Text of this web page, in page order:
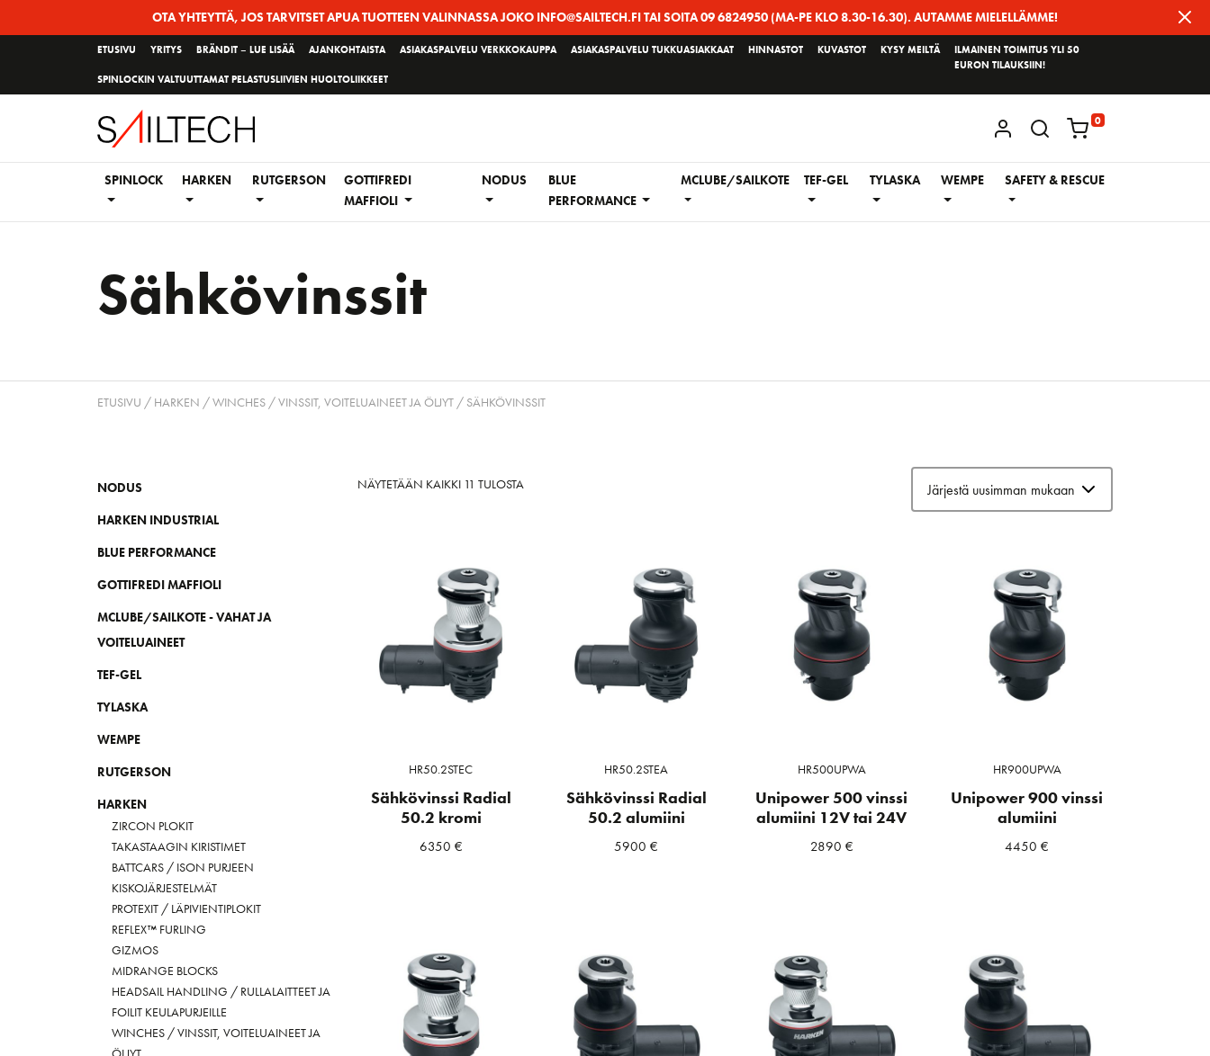
OTA YHTEYTTÄ, JOS TARVITSET APUA TUOTTEEN VALINNASSA JOKO INFO@SAILTECH.FI TAI SOITA 09 6824950 (MA-PE KLO 8.30-16.30). AUTAMME MIELELLÄMME!
ETUSIVU YRITYS BRÄNDIT – LUE LISÄÄ AJANKOHTAISTA ASIAKASPALVELU VERKKOKAUPPA ASIAKASPALVELU TUKKUASIAKKAAT HINNASTOT KUVASTOT KYSY MEILTÄ
SPINLOCKIN VALTUUTTAMAT PELASTUSLIIVIEN HUOLTOLIIKKEET
ILMAINEN TOIMITUS YLI 50
EURON TILAUKSIIN!
KIRJAUDU / REKISTERÖIDY
0
SPINLOCK HARKEN RUTGERSON
GOTTIFREDI
MAFFIOLI
NODUS
BLUE
PERFORMANCE
MCLUBE/SAILKOTE TEF-GEL TYLASKA WEMPE SAFETY & RESCUE
Sähkövinssit
ETUSIVU / HARKEN /WINCHES / VINSSIT, VOITELUAINEET JA ÖLJYT/ SÄHKÖVINSSIT
NODUS
HARKEN INDUSTRIAL
BLUE PERFORMANCE
GOTTIFREDI MAFFIOLI
MCLUBE/SAILKOTE - VAHAT JA
VOITELUAINEET
TEF-GEL
TYLASKA
WEMPE
RUTGERSON
HARKEN
ZIRCON PLOKIT
TAKASTAAGIN KIRISTIMET
BATTCARS / ISON PURJEEN
KISKOJÄRJESTELMÄT
PROTEXIT / LÄPIVIENTIPLOKIT
REFLEX™ FURLING
GIZMOS
MIDRANGE BLOCKS
HEADSAIL HANDLING / RULLALAITTEET JA
FOILIT KEULAPURJEILLE
WINCHES / VINSSIT, VOITELUAINEET JA
NÄYTETÄÄN KAIKKI 11 TULOSTA
HR50.2STEC
Sähkövinssi Radial
50.2 kromi
6350 €
HR50.2STEA
Sähkövinssi Radial
50.2 alumiini
5900€
HR500UPWA
Unipower 500 vinssi
alumiini 12V tai 24V
2890 €
HR900UPWA
Unipower 900 vinssi
alumiini
4450€